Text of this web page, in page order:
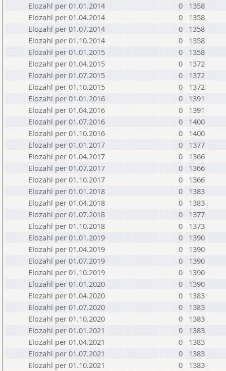
Elozahl per 01.01.2014
0
1358
Elozahl per 01.04.2014
0
1358
Elozahl per 01.07.2014
0
1358
Elozahl per 01.10.2014
0
1358
Elozahl per 01.01.2015
0
1358
Elozahl per 01.04.2015
0
1372
Elozahl per 01.07.2015
0
1372
Elozahl per 01.10.2015
0
1372
Elozahl per 01.01.2016
0
1391
Elozahl per 01.04.2016
0
1391
Elozahl per 01.07.2016
0
1400
Elozahl per 01.10.2016
0
1400
Elozahl per 01.01.2017
0
1377
Elozahl per 01.04.2017
0
1366
Elozahl per 01.07.2017
0
1366
Elozahl per 01.10.2017
0
1366
Elozahl per 01.01.2018
0
1383
Elozahl per 01.04.2018
0
1383
Elozahl per 01.07.2018
0
1377
Elozahl per 01.10.2018
0
1373
Elozahl per 01.01.2019
0
1390
Elozahl per 01.04.2019
0
1390
Elozahl per 01.07.2019
0
1390
Elozahl per 01.10.2019
0
1390
Elozahl per 01.01.2020
0
1390
Elozahl per 01.04.2020
0
1383
Elozahl per 01.07.2020
0
1383
Elozahl per 01.10.2020
0
1383
Elozahl per 01.01.2021
0
1383
Elozahl per 01.04.2021
0
1383
Elozahl per 01.07.2021
0
1383
Elozahl per 01.10.2021
0
1383